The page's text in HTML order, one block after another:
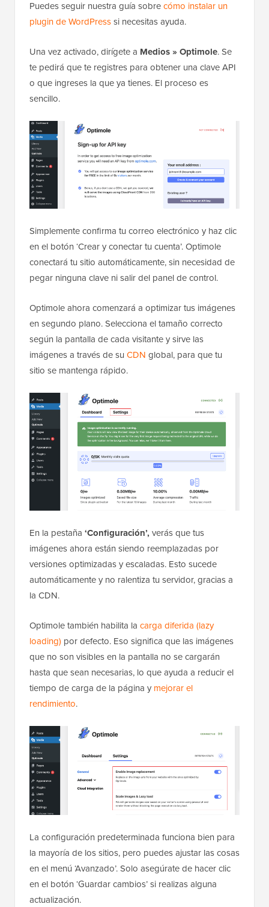
Puedes seguir nuestra guía sobrecómo instalar un
plugin de WordPresssi necesitas ayuda.
Una vez activado, dirígete a Medios » Optimole. Se
te pedirá que te registres para obtener una clave API
o que ingreses la que ya tienes. El proceso es
sencillo.
Simplemente confirma tu correo electrónico y haz clic
en el botón ‘Crear y conectar tu cuenta’. Optimole
conectará tu sitio automáticamente, sin necesidad de
pegar ninguna clave ni salir del panel de control.
Optimole ahora comenzará a optimizar tus imágenes
en segundo plano. Selecciona el tamaño correcto
según la pantalla de cada visitante y sirve las
imágenes a través de su CDN global, para que tu
sitio se mantenga rápido.
En la pestaña ‘Configuración’,verás que tus
imágenes ahora están siendo reemplazadas por
versiones optimizadas y escaladas. Esto sucede
automáticamente y no ralentiza tu servidor, gracias a
la CDN.
Optimole también habilita la carga diferida (lazy
loading) por defecto. Eso significa que las imágenes
que no son visibles en la pantalla no se cargarán
hasta que sean necesarias, lo que ayuda a reducir el
tiempo de carga de la página y mejorar el
rendimiento.
La configuración predeterminada funciona bien para
la mayoría de los sitios, pero puedes ajustar las cosas
en el menú ‘Avanzado’. Solo asegúrate de hacer clic
en el botón ‘Guardar cambios’ si realizas alguna
actualización.